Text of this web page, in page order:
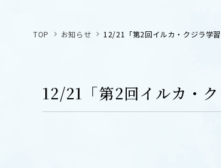
生物資源学研究科
TEL 059-232-1211（代表）
TOP お知らせ 12/21「第2回イルカ・クジラ学
12/21「第2回イルカ・